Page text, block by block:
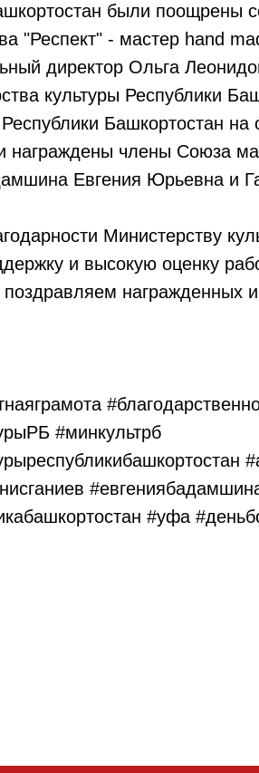
были поощрены
"Респект" - мастер hand
директор Ольга
культуры Республики
Республики Башкортостан
награждены члены Союза
Евгения Юрьевна и
Министерству
и высокую оценку
награжденных
#минкультрб
#уфа